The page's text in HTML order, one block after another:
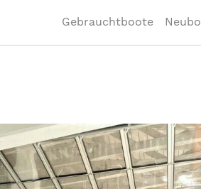
Gebrauchtboote